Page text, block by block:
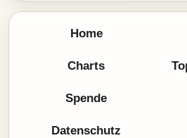
Home
Charts
Spende
Datenschutz